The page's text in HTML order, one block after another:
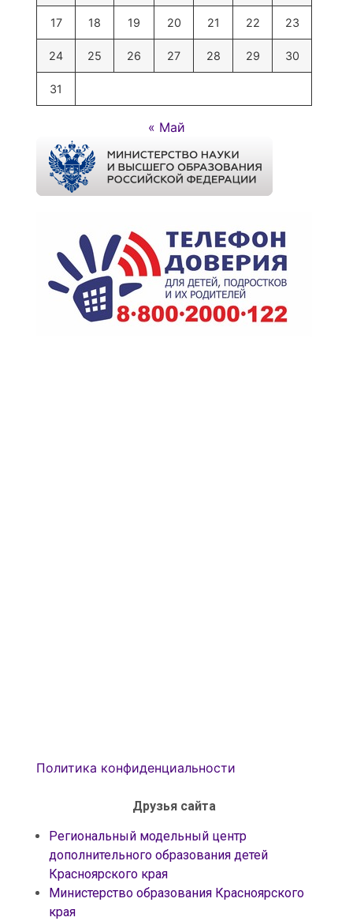
17 18 19 20 21 22 23
24 25 26 27 28 29 30
31
« Май
Политика конфиденциальности
Друзья сайта
Региональный модельный центр
дополнительного образования детей
Красноярского края
Министерство образования Красноярского
края